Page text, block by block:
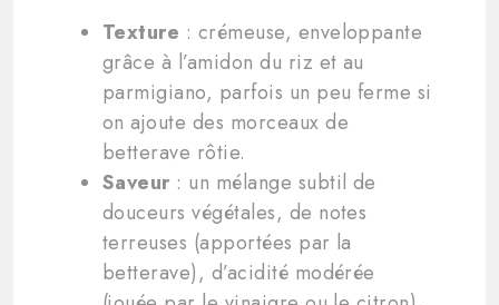
Texture : crémeuse, enveloppante
grâce à l’amidon du riz et au
parmigiano, parfois un peu ferme si
on ajoute des morceaux de
betterave rôtie.
Saveur : un mélange subtil de
douceurs végétales, de notes
terreuses (apportées par la
betterave), d’acidité modérée